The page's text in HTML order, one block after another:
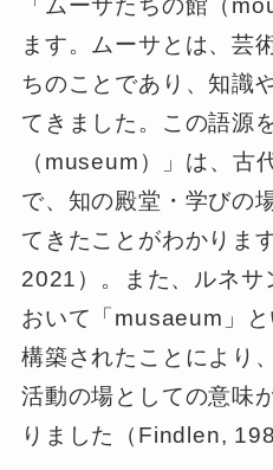
「ムーサたちの館（
ます。ムーサとは、芸
ちのことであり、知識
てきました。この語源
（museum）」は、古
で、知の殿堂・学びの
てきたことがわかりま
2021）。また、ルネサ
おいて「musaeum」
構築されたことにより
活動の場としての意味
りました（Findlen,